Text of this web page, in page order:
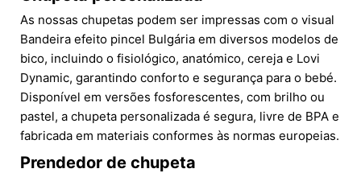
As nossas chupetas podem ser impressas com o visual
Bandeira efeito pincel Bulgária em diversos modelos de
bico, incluindo o fisiológico, anatómico, cereja e Lovi
Dynamic, garantindo conforto e segurança para o bebé.
Disponível em versões fosforescentes, com brilho ou
pastel, a chupeta personalizada é segura, livre de BPA e
fabricada em materiais conformes às normas europeias.
Prendedor de chupeta